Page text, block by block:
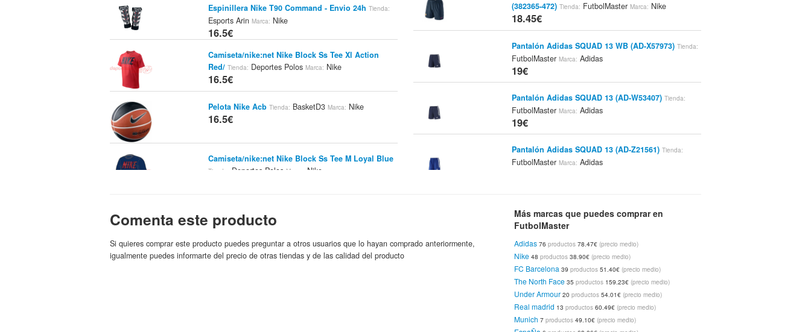
Espinillera Nike T90 Command - Envio 24h Tienda:
Esports ArinMarca: Nike
16.5€
Camiseta/nike:net Nike Block Ss Tee Xl Action
Red/ Tienda: Deportes PolosMarca: Nike
16.5€
Pelota Nike Acb Tienda: BasketD3Marca: Nike
16.5€
Camiseta/nike:net Nike Block Ss Tee M Loyal Blue
Tienda: Deportes PolosMarca: Nike
Marca: Nike
Nike RU Air Max Camiseta Blanco Tienda:
(382365-472) Tienda: FutbolMaster Marca: Nike
18.45€
Pantalón Adidas SQUAD 13 WB (AD-X57973) Tienda:
FutbolMaster Marca: Adidas
19€
Pantalón Adidas SQUAD 13 (AD-W53407) Tienda:
FutbolMaster Marca: Adidas
19€
Pantalón Adidas SQUAD 13 (AD-Z21561) Tienda:
FutbolMaster Marca: Adidas
FutbolMasterMarca:Adidas
19.48€
Camiseta Nike Entreno FC Barcelona M/l Hombre
(383483-472) Tienda: FutbolMaster Marca: Nike
20€
Camiseta Nike Celtic (381834-005) Tienda:
FutbolMasterMarca:Nike
Comenta este producto
Si quieres comprar este producto puedes preguntar a otros usuarios que lo hayan comprado anteriormente,
igualmente puedes informarte del precio de otras tiendas y de las calidad del producto
Más marcas que puedes comprar en
FutbolMaster
Adidas 76productos 78.47€ (precio medio)
Nike 48productos 38.90€ (precio medio)
FC Barcelona 39productos 51.40€ (precio medio)
The North Face 35productos 159.23€ (precio medio)
Under Armour 20productos 54.01€ (precio medio)
Real madrid 13productos 60.49€ (precio medio)
Munich 7productos 49.10€ (precio medio)